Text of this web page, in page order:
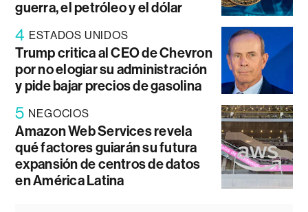
guerra, el petróleo y el dólar
4 ESTADOS UNIDOS
Trump critica al CEO de Chevron
por no elogiar su administración
y pide bajar precios de gasolina
5 NEGOCIOS
Amazon Web Services revela
qué factores guiarán su futura
expansión de centros de datos
en América Latina